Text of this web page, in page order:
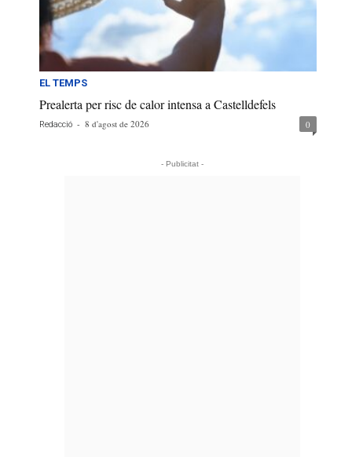
EL TEMPS
Prealerta per risc de calor intensa a Castelldefels
Redacció - 8 d'agost de 2026 0
- Publicitat -